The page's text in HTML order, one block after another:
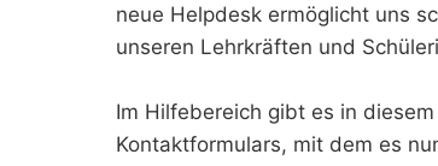
neue Helpdesk ermöglicht uns
unseren Lehrkräften und
Im Hilfebereich gibt es in
Kontaktformulars, mit dem es